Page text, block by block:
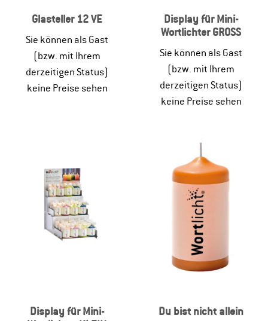
Glasteller 12 VE
Sie können als Gast
(bzw. mit Ihrem
derzeitigen Status)
keine Preise sehen
Display für Mini-
Wortlichter GROSS
Sie können als Gast
(bzw. mit Ihrem
derzeitigen Status)
keine Preise sehen
Display für Mini-
Du bist nicht allein